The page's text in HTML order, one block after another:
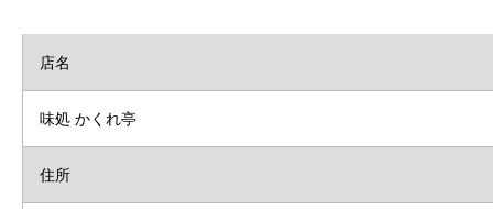
店名
味処 かくれ亭
住所